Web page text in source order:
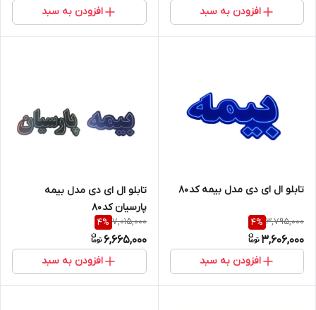
افزودن به سبد افزودن به سبد
تابلو ال ای دی مدل بیمه کد 80
3,795,000
4%
3,606,000
افزودن به سبد
تابلو ال ای دی مدل بیمه
پارسیان کد 80
7,015,000
4%
6,665,000
افزودن به سبد